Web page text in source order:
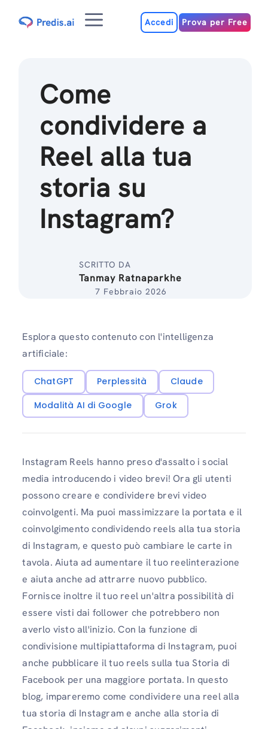
MenuAccedi Prova per Free
Come
condividere a
Reel alla tua
storia su
Instagram?
SCRITTO DA
Tanmay Ratnaparkhe
7 Febbraio 2026
Esplora questo contenuto con l'intelligenza
artificiale:
ChatGPT Perplessità
Claude
Modalità AI di Google
Grok
Instagram Reels hanno preso d'assalto i social
media introducendo i video brevi! Ora gli utenti
possono creare e condividere brevi video
coinvolgenti. Ma puoi massimizzare la portata e il
coinvolgimento condividendo reels alla tua storia
di Instagram, e questo può cambiare le carte in
tavola. Aiuta ad aumentare il tuo reelinterazione
e aiuta anche ad attrarre nuovo pubblico.
Fornisce inoltre il tuo reel un'altra possibilità di
essere visti dai follower che potrebbero non
averlo visto all'inizio. Con la funzione di
condivisione multipiattaforma di Instagram, puoi
anche pubblicare il tuo reels sulla tua Storia di
Facebook per una maggiore portata. In questo
blog, impareremo come condividere una reel alla
tua storia di Instagram e anche alla storia di